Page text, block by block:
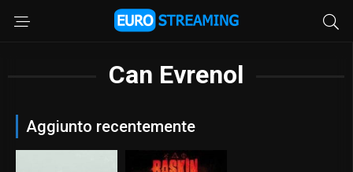
Can Evrenol
Aggiunto recentemente